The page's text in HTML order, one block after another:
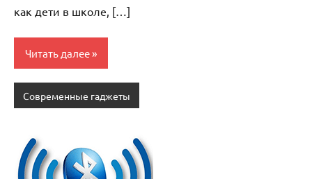
как дети в школе, […]
Читать далее
Современные гаджеты